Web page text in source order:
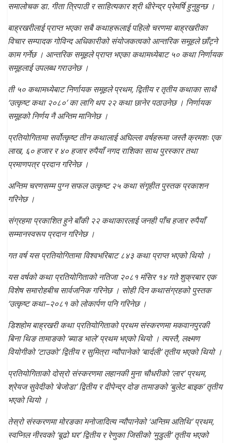
समालोचक डा. गीता त्रिपाठी र साहित्यकार श्री धीरेन्द्र प्रेमर्षि हुनुहुन्छ ।
बाह्रखरीलाई प्राप्त भएका सबै कथाहरूलाई पहिलो चरणमा बाह्रखरीका
विचार सम्पादक गोविन्द अधिकारीको संयोजकत्वको आन्तरिक समूहले छाँट्ने
काम गर्नेछ । आन्तरिक समूहले प्राप्त भएका कथामध्येबाट ५० कथा निर्णायक
समूहलाई उपलब्ध गराउनेछ ।
ती ५० कथामध्येबाट निर्णायक समूहले प्रथम, द्वितीय र तृतीय कथाका साथै
‘उत्कृष्ट कथा २०८०’ का लागि थप २२ कथा छानेर पठाउनेछ । निर्णायक
समूहको निर्णय नै अन्तिम मानिनेछ ।
प्रतियोगितामा सर्वोत्कृष्ट तीन कथालाई अघिल्ला वर्षहरूमा जस्तै क्रमशः एक
लाख, ६० हजार र ४० हजार रुपैयाँ नगद राशिका साथ पुरस्कार तथा
प्रमाणपत्र प्रदान गरिनेछ ।
अन्तिम चरणसम्म पुग्न सफल उत्कृष्ट २५ कथा संगृहीत पुस्तक प्रकाशन
गरिनेछ ।
संग्रहमा प्रकाशित हुने बाँकी २२ कथाकारलाई जनही पाँच हजार रुपैयाँ
सम्मानस्वरूप प्रदान गरिनेछ ।
गत वर्ष यस प्रतियोगितामा विश्वभरिबाट ८४३ कथा प्राप्त भएको थियो ।
यस वर्षको कथा प्रतियोगिताको नतिजा २०८१ मंसिर १४ गते शुक्रबार एक
विशेष समारोहबीच सार्वजनिक गरिनेछ । सोही दिन कथासंग्रहको पुस्तक
‘उत्कृष्ट कथा–२०८१ को लोकार्पण पनि गरिनेछ ।
डिशहोम बाह्रखरी कथा प्रतियोगिताको प्रथम संस्करणमा मकवानपुरकी
बिना थिङ तामाङको ‘ब्याड भाले’ प्रथम भएको थियो । त्यस्तै, लक्ष्मण
वियोगीको ‘टाउको’ द्वितीय र सुमित्रा न्यौपानेको ‘बार्दली’ तृतीय भएको थियो ।
प्रतियोगिताको दोस्रो संस्करणमा लहानकी मुना चौधरीको ‘लार’ प्रथम,
श्रेयज सुवेदीको ‘बेजोडा’ द्वितीय र दीपेन्द्र दोङ तामाङको ‘बुलेट बाइक’ तृतीय
भएको थियो ।
तेस्रो संस्करणमा मोरङका मनोजादित्य न्यौपानेको ‘अन्तिम अतिथि’ प्रथम,
स्वप्निल नीरवको ‘बूढो घर’ द्वितीय र रेणुका जिसीको ‘मुडुली’ तृतीय भएको